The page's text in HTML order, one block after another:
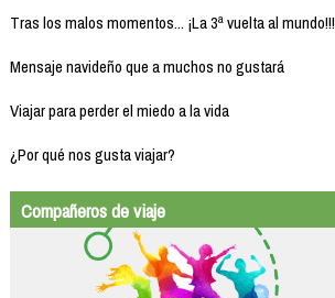
Tras los malos momentos... ¡La 3ª vuelta al mundo!!!
Mensaje navideño que a muchos no gustará
Viajar para perder el miedo a la vida
¿Por qué nos gusta viajar?
Compañeros de viaje